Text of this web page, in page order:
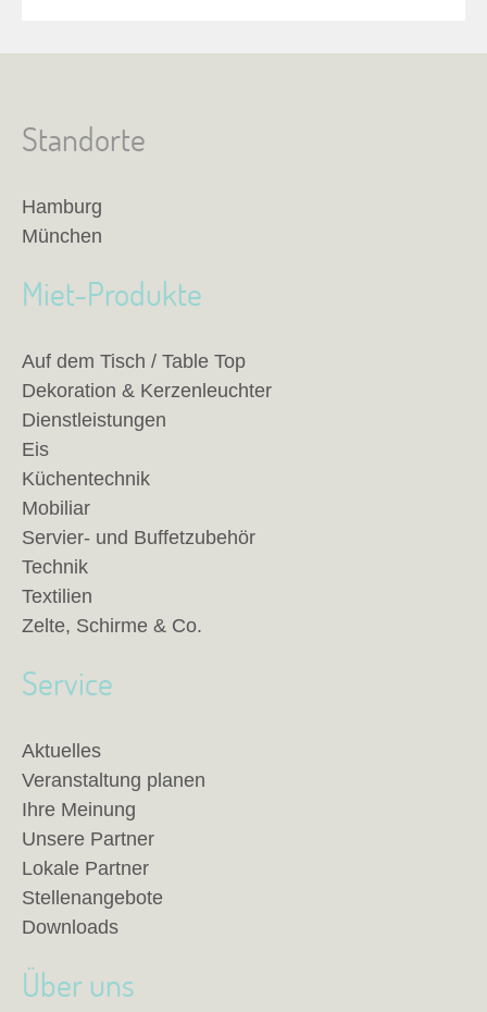
Standorte
Hamburg
München
Miet-Produkte
Auf dem Tisch / Table Top
Dekoration & Kerzenleuchter
Dienstleistungen
Eis
Küchentechnik
Mobiliar
Servier- und Buffetzubehör
Technik
Textilien
Zelte, Schirme & Co.
Service
Aktuelles
Veranstaltung planen
Ihre Meinung
Unsere Partner
Lokale Partner
Stellenangebote
Downloads
Über uns